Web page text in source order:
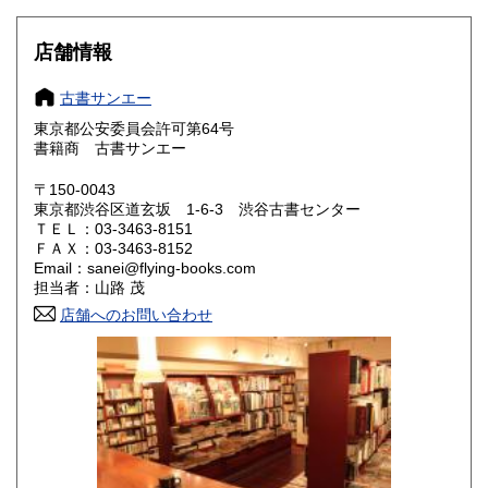
大阪府
奈良県
鳥取県 750円
岡山県
山口県 750円
香川県
高知県 830円
910円 長崎県
910円 大分県
910円
店舗情報
古書サンエー
東京都公安委員会許可第64号
書籍商 古書サンエー
〒150-0043
東京都渋谷区道玄坂 1-6-3 渋谷古書センター
ＴＥＬ：03-3463-8151
ＦＡＸ：03-3463-8152
Email：sanei@flying-books.com
担当者：山路 茂
店舗へのお問い合わせ